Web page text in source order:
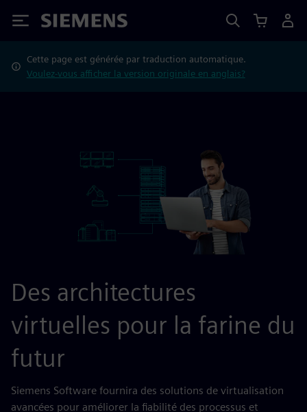
Siemens
Cette page est générée par traduction automatique.
Voulez-vous afficher la version originale en anglais?
Des architectures
virtuelles pour la farine du
futur
Siemens Software fournira des solutions de virtualisation
avancées pour améliorer la fiabilité des processus et